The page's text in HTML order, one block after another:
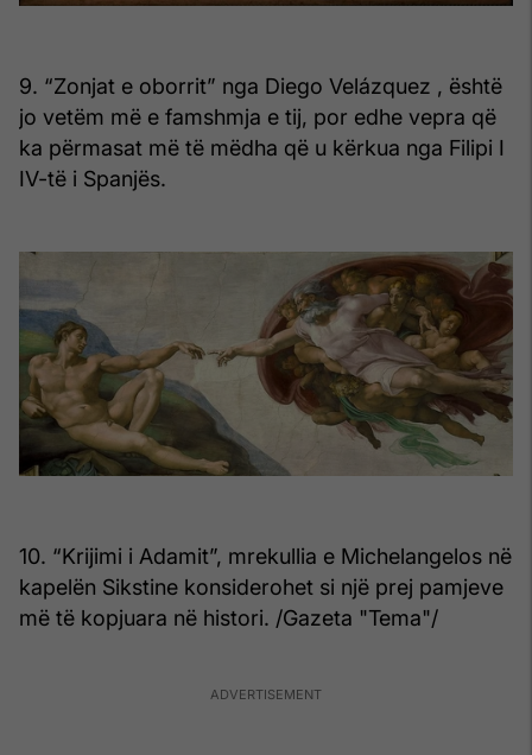
9. “Zonjat e oborrit” nga Diego Velázquez , është
jo vetëm më e famshmja e tij, por edhe vepra që
ka përmasat më të mëdha që u kërkua nga Filipi I
IV-të i Spanjës.
10. “Krijimi i Adamit”, mrekullia e Michelangelos në
kapelën Sikstine konsiderohet si një prej pamjeve
më të kopjuara në histori. /Gazeta "Tema"/